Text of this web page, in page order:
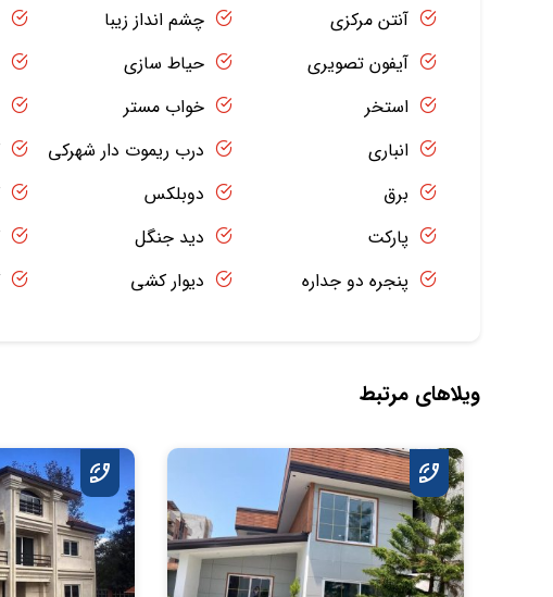
آنتن مرکزی
آیفون تصویری
استخر
انباری
برق
پارکت
پنجره دو جداره
چشم انداز زیبا
حیاط سازی
خواب مستر
درب ریموت دار شهرکی
دوبلکس
دید جنگل
دیوار کشی
ویلاهای مرتبط